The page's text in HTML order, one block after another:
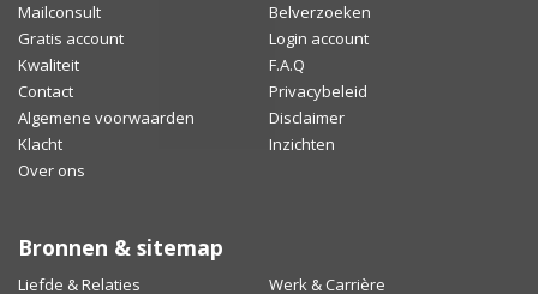
Mailconsult
Belverzoeken
Gratis account
Login account
Kwaliteit
F.A.Q
Contact
Privacybeleid
Algemene voorwaarden
Disclaimer
Klacht
Inzichten
Over ons
Bronnen & sitemap
Liefde & Relaties Werk & Carrière